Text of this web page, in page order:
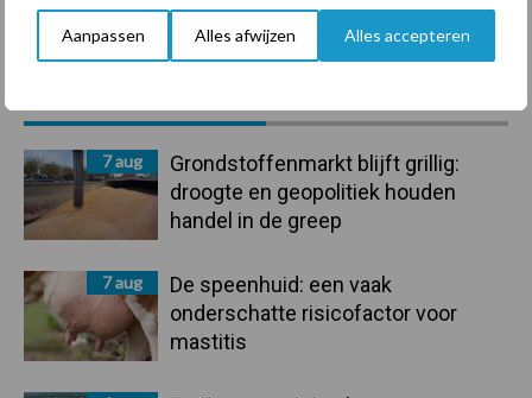
Aanpassen Alles afwijzen Alles accepteren
Sidebar
7 aug
Grondstoffenmarkt blijft grillig:
droogte en geopolitiek houden
handel in de greep
7 aug
De speenhuid: een vaak
onderschatte risicofactor voor
mastitis